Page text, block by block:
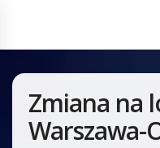
Zmiana na
Warszawa-